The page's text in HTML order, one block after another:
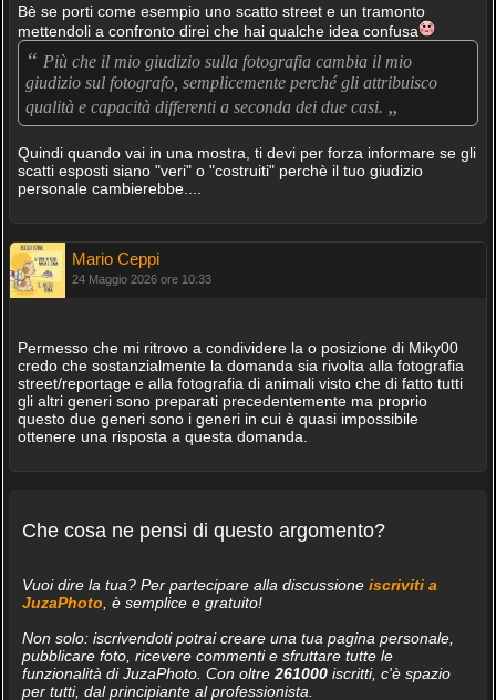
Bè se porti come esempio uno scatto street e un tramonto
mettendoli a confronto direi che hai qualche idea confusa
“ Più che il mio giudizio sulla fotografia cambia il mio
giudizio sul fotografo, semplicemente perché gli attribuisco
qualità e capacità differenti a seconda dei due casi. „
Quindi quando vai in una mostra, ti devi per forza informare se gli
scatti esposti siano "veri" o "costruiti" perchè il tuo giudizio
personale cambierebbe....
Mario Ceppi
24 Maggio 2026 ore 10:33
Permesso che mi ritrovo a condividere la o posizione di Miky00
credo che sostanzialmente la domanda sia rivolta alla fotografia
street/reportage e alla fotografia di animali visto che di fatto tutti
gli altri generi sono preparati precedentemente ma proprio
questo due generi sono i generi in cui è quasi impossibile
ottenere una risposta a questa domanda.
Che cosa ne pensi di questo argomento?
Vuoi dire la tua? Per partecipare alla discussione iscriviti a
JuzaPhoto, è semplice e gratuito!
Non solo: iscrivendoti potrai creare una tua pagina personale,
pubblicare foto, ricevere commenti e sfruttare tutte le
funzionalità di JuzaPhoto. Con oltre261000iscritti, c'è spazio
per tutti, dal principiante al professionista.